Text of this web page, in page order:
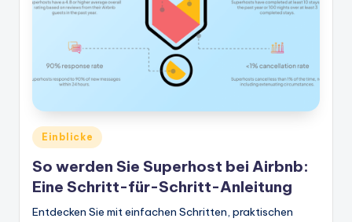
Veröffentlicht
in
Einblicke
So werden Sie Superhost bei Airbnb:
Eine Schritt-für-Schritt-Anleitung
Entdecken Sie mit einfachen Schritten, praktischen